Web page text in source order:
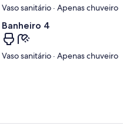
Vaso sanitário · Apenas chuveiro
Banheiro 4
Vaso sanitário · Apenas chuveiro